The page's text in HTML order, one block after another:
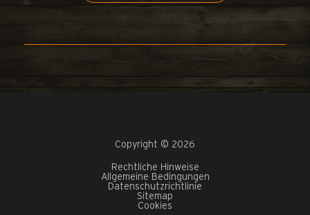
Copyright © 2026
Rechtliche Hinweise
Allgemeine Bedingungen
Datenschutzrichtlinie
Sitemap
Cookies